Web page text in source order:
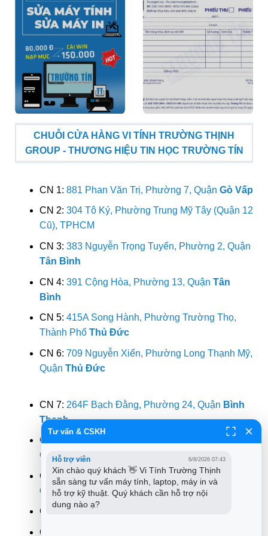
CHUỖI CỬA HÀNG VI TÍNH TRƯỜNG THỊNH
GROUP - THƯƠNG HIỆU TIN HỌC TRƯỜNG TÍN
CN 1: 881 Phan Văn Trị, Phường 7, Quận Gò Vấp
CN 2: 304 Tô Ký, Phường Trung Mỹ Tây (Quận 12
Cũ), TPHCM
CN 3: 383 Nguyễn Trọng Tuyển, Phường 2, Quận
Tân Bình
CN 4: 391 Cộng Hòa, Phường 13, Quận Tân
Bình
CN 5: 415A Song Hành, Phường Trường Thọ,
Thành Phố Thủ Đức
CN 6: 709 Nguyễn Xiển, Phường Long Thạnh Mỹ,
Quận Thủ Đức
CN 7: 264F Bạch Đằng, Phường 24, Quận Bình
Thạnh
CN 8:
QuậnTân Phú
CN 9: 318 Đ. Lê Văn Lương, Phường Tân Quy,
Quận 7
CN 10: 362 Đường 3/2, Phường 12,
CN 11:
Tư vấn & CSKH
Hỗ trợ viên 6/8/2026 07:43
Xin chào quý khách 👋 Vi Tính Trường Thịnh
sẵn sàng tư vấn máy tính, laptop, máy in và
hỗ trợ kỹ thuật. Quý khách cần hỗ trợ nội
dung nào ạ?